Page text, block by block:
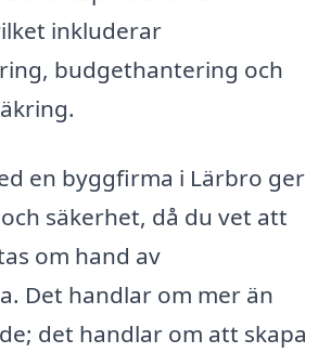
inkluderar
budgethantering och
en byggfirma i Lärbro ger
säkerhet, då du vet att
om hand av
Det handlar om mer än
det handlar om att skapa